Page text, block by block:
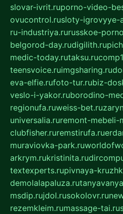
slovar-ivrit.ruporno-video-
ovucontrol.rusloty-igrovyye-
ru-industriya.rurusskoe-
belgorod-day.rudigilith.ru
medic-today.rutaksu.ru
teensvoice.ruimgsharing.ru
eva-elfie.rufoto-tur.rubiz-
veslo-i-yakor.ruborodino-
regionufa.ruweiss-bet.ru
universalia.ruremont-mebeli-
clubfisher.ruremstirufa.ru
muraviovka-park.ru
arkrym.rukristinita.ru
textexperts.rupivnaya-
demolalapaluza.ru
msdip.rujdol.rusokolovr.ru
rezemkleim.rumassage-tai.ru